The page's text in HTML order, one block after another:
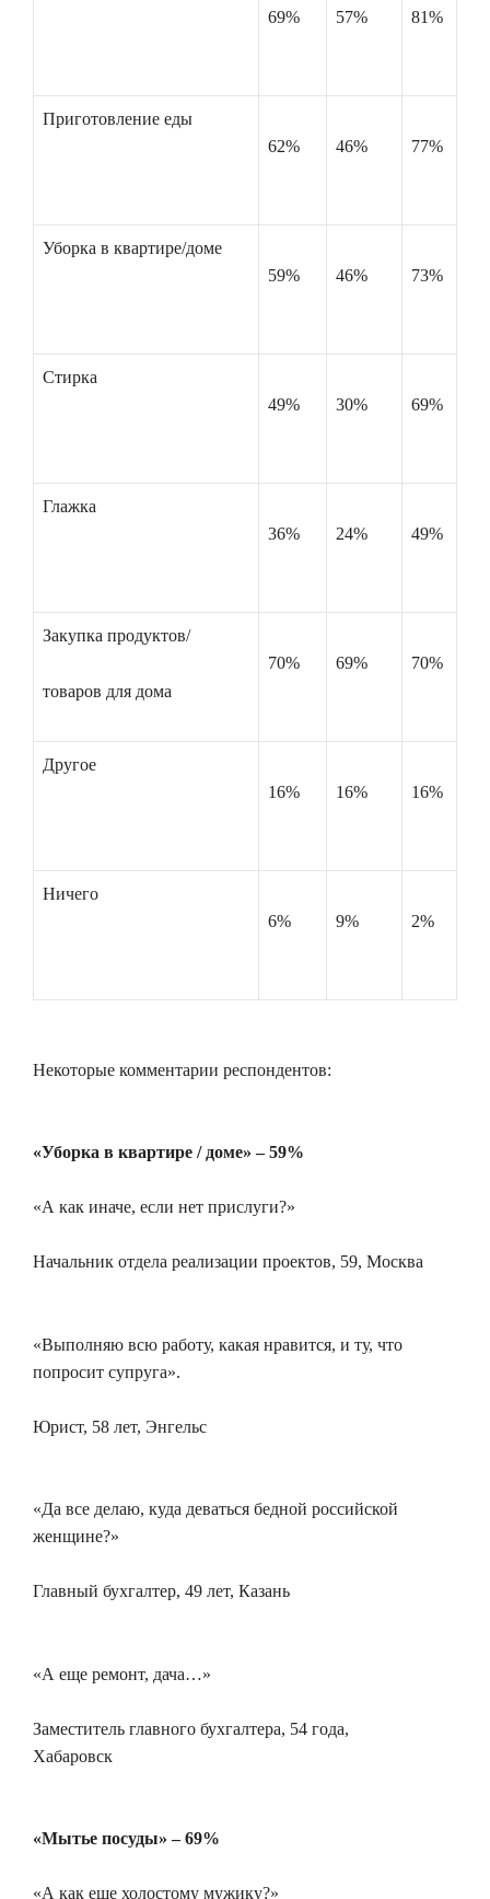
69%
57% 81%
Приготовление еды
62%
46% 77%
Уборка в квартире/доме
59%
46% 73%
Стирка
49%
30% 69%
Глажка
36%
24% 49%
Закупка продуктов/
товаров для дома
70% 69% 70%
Другое
16%
16% 16%
Ничего
6%
9% 2%
Некоторые комментарии респондентов:
«Уборка в квартире / доме» – 59%
«А как иначе, если нет прислуги?»
Начальник отдела реализации проектов, 59, Москва
«Выполняю всю работу, какая нравится, и ту, что
попросит супруга».
Юрист, 58 лет, Энгельс
«Да все делаю, куда деваться бедной российской
женщине?»
Главный бухгалтер, 49 лет, Казань
«А еще ремонт, дача…»
Заместитель главного бухгалтера, 54 года,
Хабаровск
«Мытье посуды» – 69%
«А как еще холостому мужику?»